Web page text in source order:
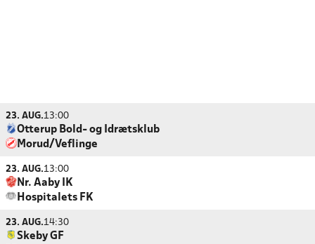
23. AUG.13:00
Otterup Bold- og Idrætsklub
Morud/Veflinge
23. AUG.13:00
Nr. Aaby IK
Hospitalets FK
23. AUG.14:30
Skeby GF